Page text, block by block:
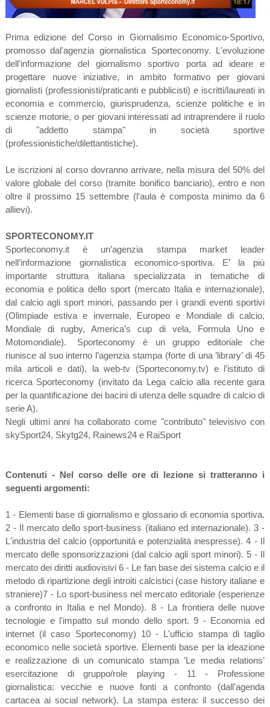
Prima edizione del Corso in Giornalismo Economico-Sportivo,
promosso dal'agenzia giornalistica Sporteconomy. L'evoluzione
dell'informazione del giornalismo sportivo porta ad ideare e
progettare nuove iniziative, in ambito formativo per giovani
giornalisti (professionisti/praticanti e pubblicisti) e iscritti/laureati in
economia e commercio, giurisprudenza, scienze politiche e in
scienze motorie, o per giovani interessati ad intraprendere il ruolo
di "addetto stampa" in società sportive
(professionistiche/dilettantistiche).
Le iscrizioni al corso dovranno arrivare, nella misura del 50% del
valore globale del corso (tramite bonifico banciario), entro e non
oltre il prossimo 15 settembre (l'aula è composta minimo da 6
allievi).
SPORTECONOMY.IT
Sporteconomy.it è un’agenzia stampa market leader
nell’informazione giornalistica economico-sportiva. E’ la più
importante struttura italiana specializzata in tematiche di
economia e politica dello sport (mercato Italia e internazionale),
dal calcio agli sport minori, passando per i grandi eventi sportivi
(Olimpiade estiva e invernale, Europeo e Mondiale di calcio,
Mondiale di rugby, America’s cup di vela, Formula Uno e
Motomondiale). Sporteconomy è un gruppo editoriale che
riunisce al suo interno l’agenzia stampa (forte di una ’library’ di 45
mila articoli e dati), la web-tv (Sporteconomy.tv) e l’istituto di
ricerca Sporteconomy (invitato da Lega calcio alla recente gara
per la quantificazione dei bacini di utenza delle squadre di calcio di
serie A).
Negli ultimi anni ha collaborato come "contributo" televisivo con
skySport24, Skytg24, Rainews24 e RaiSport
Contenuti - Nel corso delle ore di lezione si tratteranno i
seguenti argomenti:
1 - Elementi base di giornalismo e glossario di economia sportiva.
2 - Il mercato dello sport-business (italiano ed internazionale). 3 -
L'industria del calcio (opportunità e potenzialità inespresse). 4 - Il
mercato delle sponsorizzazioni (dal calcio agli sport minori). 5 - Il
mercato dei diritti audiovisivi 6 - Le fan base dei sistema calcio e il
metodo di ripartizione degli introiti calcistici (case history italiane e
straniere)7 - Lo sport-business nel mercato editoriale (esperienze
a confronto in Italia e nel Mondo). 8 - La frontiera delle nuove
tecnologie e l'impatto sul mondo dello sport. 9 - Economia ed
internet (il caso Sporteconomy) 10 - L'ufficio stampa di taglio
economico nelle società sportive. Elementi base per la ideazione
e realizzazione di un comunicato stampa ’Le media relations’
esercitazione di gruppo/role playing - 11 - Professione
giornalistica: vecchie e nuove fonti a confronto (dall'agenda
cartacea ai social network). La stampa estera: il successo dei